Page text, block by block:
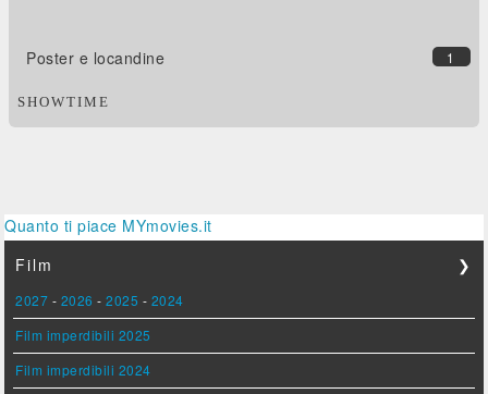
1
Poster e locandine
SHOWTIME
Quanto ti piace MYmovies.it
Film
❯
2027 - 2026 -2025 - 2024
Film imperdibili 2025
Film imperdibili 2024